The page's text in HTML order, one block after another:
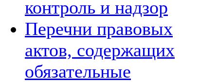
контроль и надзор
Перечни правовых
актов, содержащих
обязательные